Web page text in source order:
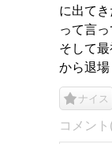
に出て
って言
そして
から退場
ナイス
コメント